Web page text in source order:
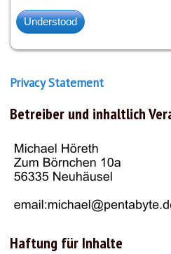
Privacy Statement
Betreiber und inhaltlich
Haftung für Inhalte